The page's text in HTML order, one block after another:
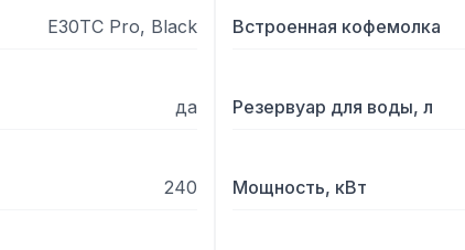
Можно подключить
СПЕЦИФИКАЦИЯ:
• 	Заварочный блок на 7-16 г.
E30TС Pro, Black Встроенная кофемолка
да Резервуар для воды, л
240 Мощность, кВт